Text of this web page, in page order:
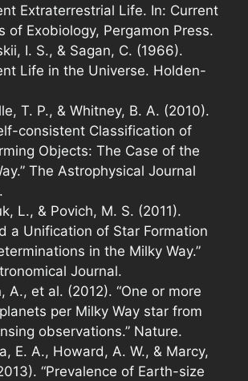
Extraterrestrial Life. In: Current
of Exobiology, Pergamon Press.
I. S., & Sagan, C. (1966).
Life in the Universe. Holden-
T. P., & Whitney, B. A. (2010).
consistent Classification of
Objects: The Case of the
The Astrophysical Journal
L., & Povich, M. S. (2011).
a Unification of Star Formation
in the Milky Way.”
Journal.
A., et al. (2012). “One or more
per Milky Way star from
observations.” Nature.
E. A., Howard, A. W., & Marcy,
“Prevalence of Earth-size